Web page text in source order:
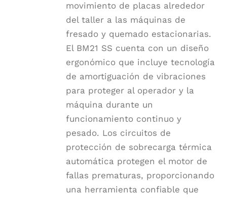
movimiento de placas alrededor
del taller a las máquinas de
fresado y quemado estacionarias.
El BM21 SS cuenta con un diseño
ergonómico que incluye tecnología
de amortiguación de vibraciones
para proteger al operador y la
máquina durante un
funcionamiento continuo y
pesado. Los circuitos de
protección de sobrecarga térmica
automática protegen el motor de
fallas prematuras, proporcionando
una herramienta confiable que